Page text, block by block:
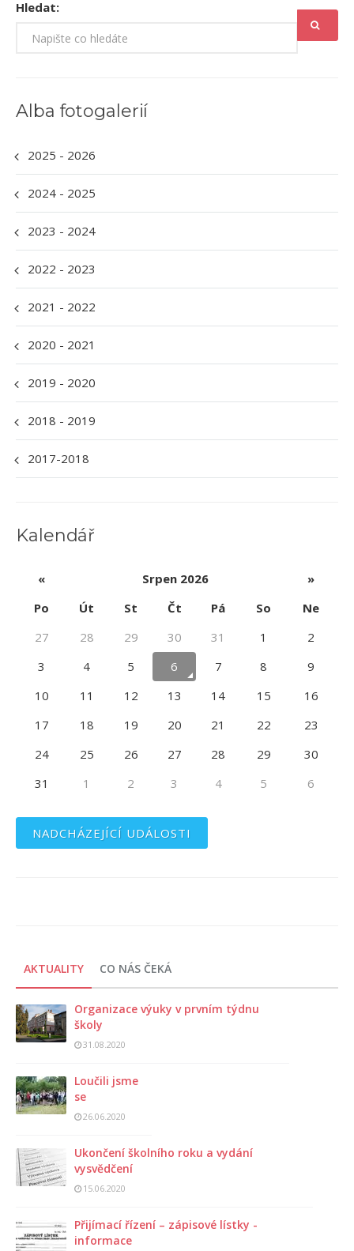
Hledat:
Alba fotogalerií
2025 - 2026
2024 - 2025
2023 - 2024
2022 - 2023
2021 - 2022
2020 - 2021
2019 - 2020
2018 - 2019
2017-2018
Kalendář
« Srpen 2026
»
Po
Út St Čt Pá So
Ne
27
28 29 30 31 1
2
3
4 5 6 7 8
9
10
11 12 13 14 15
16
17
18 19 20 21 22
23
24
25 26 27 28 29
30
31
1 2 3 4 5 6
NADCHÁZEJÍCÍ UDÁLOSTI
AKTUALITY CO NÁS ČEKÁ
Organizace výuky v prvním týdnu
školy
31.08.2020
Loučili jsme
se
26.06.2020
Ukončení školního roku a vydání
vysvědčení
15.06.2020
Přijímací řízení – zápisové lístky -
informace